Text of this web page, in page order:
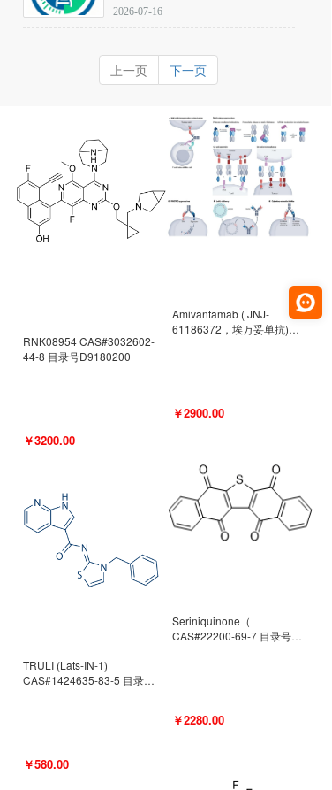
在血管内给药时与血浆等渗的临
号为92339-11-2
2026-07-16
上一页 下一页
RNK08954 CAS#3032602-
44-8 目录号D9180200
￥3200.00
TRULI (Lats-IN-1)
CAS#1424635-83-5 目录号
￥580.00
Amivantamab ( JNJ-
61186372，埃万妥单抗)
￥2900.00
Seriniquinone（
CAS#22200-69-7 目录号
￥2280.00